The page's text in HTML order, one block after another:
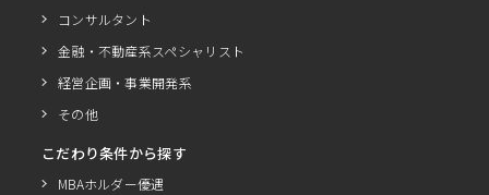
コンサルタント
金融・不動産系スペシャリスト
経営企画・事業開発系
その他
こだわり条件から探す
MBAホルダー優遇